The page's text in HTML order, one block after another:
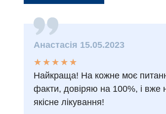
Анастасія 15.05.2023
★
★
★
★
★
★ ★ ★ ★ ★
Найкраща! На кожне моє
факти, довіряю на 100%, і вже
якісне лікування!